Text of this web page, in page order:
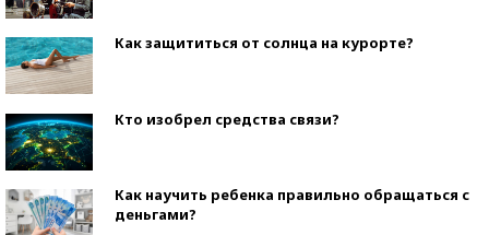
Как защититься от солнца на курорте?
Кто изобрел средства связи?
Как научить ребенка правильно обращаться с
деньгами?